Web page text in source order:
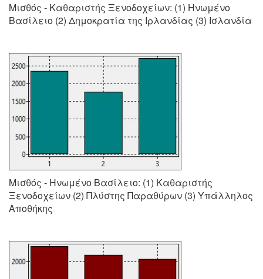
Μισθός - Καθαριστής Ξενοδοχείων: (1) Ηνωμένο
Βασίλειο (2) Δημοκρατία της Ιρλανδίας (3) Ισλανδία
Μισθός - Ηνωμένο Βασίλειο: (1) Καθαριστής
Ξενοδοχείων (2) Πλύστης Παραθύρων (3) Υπάλληλος
Αποθήκης